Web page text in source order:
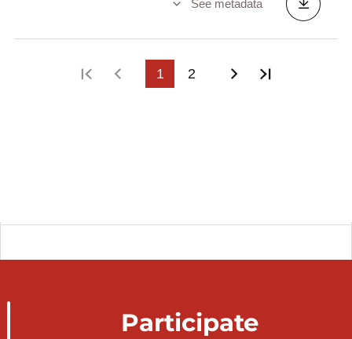
See metadata
First pagePrevious page
1 2 Next page
Participate